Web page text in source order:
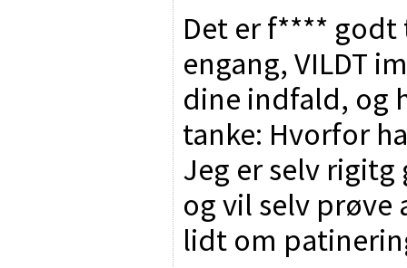
Det er f****
engang, VILDT
dine indfald, og
tanke: Hvorfor
Jeg er selv
og vil selv prøve
lidt om